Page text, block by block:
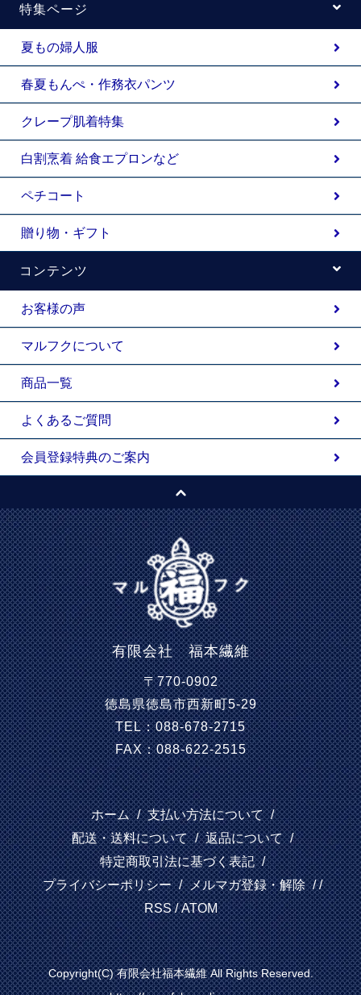
特集ページ
夏もの婦人服
春夏もんぺ・作務衣パンツ
クレープ肌着特集
白割烹着 給食エプロンなど
ペチコート
贈り物・ギフト
コンテンツ
お客様の声
マルフクについて
商品一覧
よくあるご質問
会員登録特典のご案内
有限会社 福本繊維
〒770-0902
徳島県徳島市西新町5-29
TEL：088-678-2715
FAX：088-622-2515
ホーム / 支払い方法について /
配送・送料について / 返品について /
特定商取引法に基づく表記 /
プライバシーポリシー / メルマガ登録・解除 / /
RSS/ATOM
Copyright(C) 有限会社福本繊維 All Rights Reserved.